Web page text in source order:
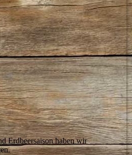
Erdbeersaison haben wir